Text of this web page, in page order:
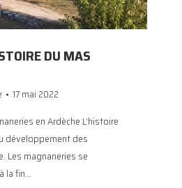
DU MAS
17 mai 2022
en Ardèche L’histoire
développement des
Les magnaneries se
la fin…